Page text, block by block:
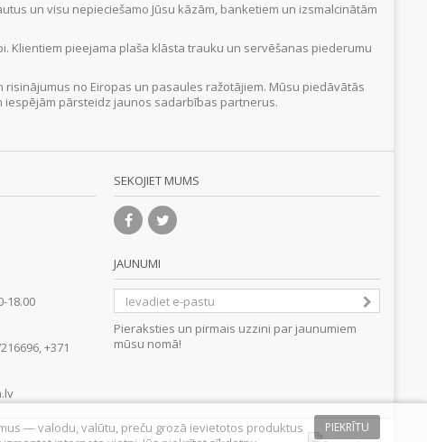
un visu nepieciešamo Jūsu kāzām, banketiem un izsmalcinātām
pieejama plaša klāsta trauku un servēšanas piederumu
no Eiropas un pasaules ražotājiem. Mūsu piedāvātās
pārsteidz jaunos sadarbības partnerus.
18.00
+371
SEKOJIET MUMS
JAUNUMI
Pieraksties un pirmais uzzini par jaunumiem
mūsu nomā!
PIEKRĪTU
— valodu, valūtu, preču grozā ievietotos produktus